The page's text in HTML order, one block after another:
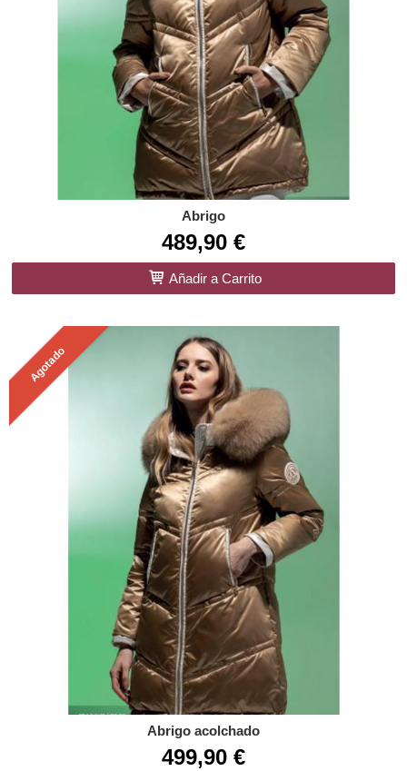
Abrigo
489,90 €
Añadir a Carrito
Agotado
Abrigo acolchado
499,90 €